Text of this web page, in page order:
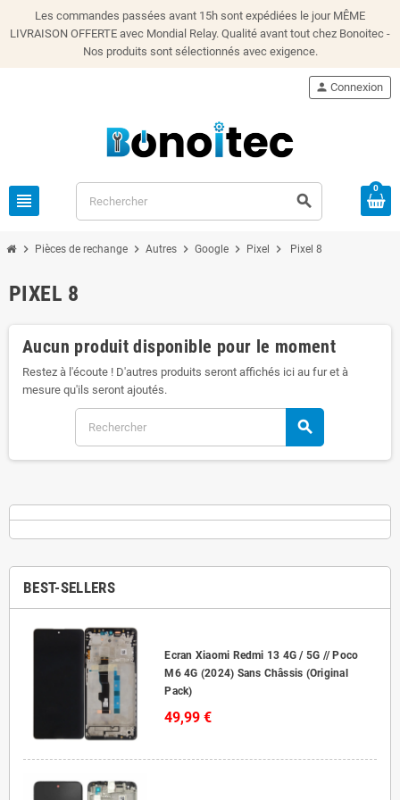
Les commandes passées avant 15h sont expédiées le jour MÊME
LIVRAISON OFFERTE avec Mondial Relay. Qualité avant tout chez Bonoitec -
Nos produits sont sélectionnés avec exigence.
view_headline search
person Connexion
0
chevron_right Pièces de rechange chevron_right Autres chevron_right Google chevron_right Pixel chevron_right Pixel 8
BEST-SELLERS
Ecran Xiaomi Redmi 13 4G / 5G // Poco
M6 4G (2024) Sans Châssis (Original
Pack)
49,99 €
PIXEL 8
Aucun produit disponible pour le moment
Restez à l'écoute ! D'autres produits seront affichés ici au fur et à
mesure qu'ils seront ajoutés.
search